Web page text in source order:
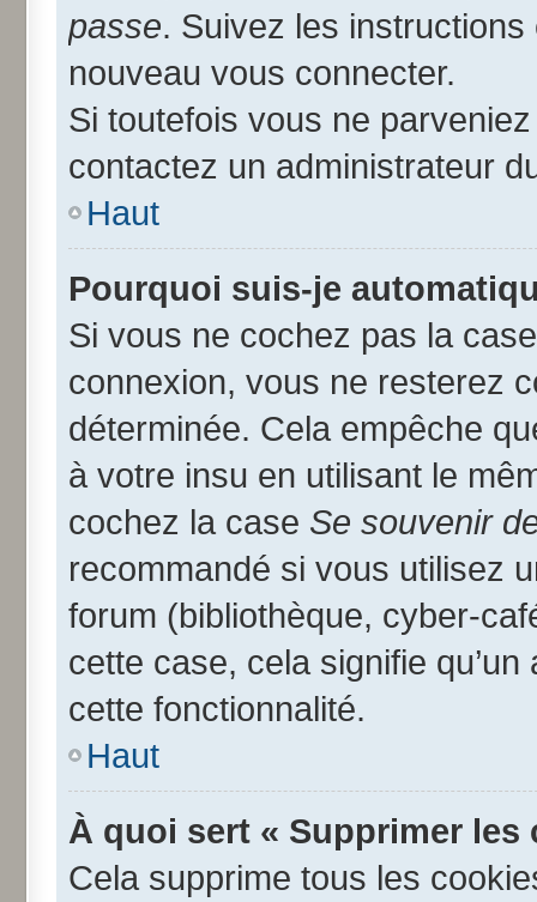
passe. Suivez les
nouveau vous connecter.
Si toutefois vous ne
contactez un administrateur
Haut
Pourquoi suis-je
Si vous ne cochez pas la
connexion, vous ne resterez
déterminée. Cela empêche
à votre insu en utilisant le
cochez la case Se souvenir
recommandé si vous utilisez
forum (bibliothèque, cyber-
cette case, cela signifie
cette fonctionnalité.
Haut
À quoi sert « Supprimer
Cela supprime tous les